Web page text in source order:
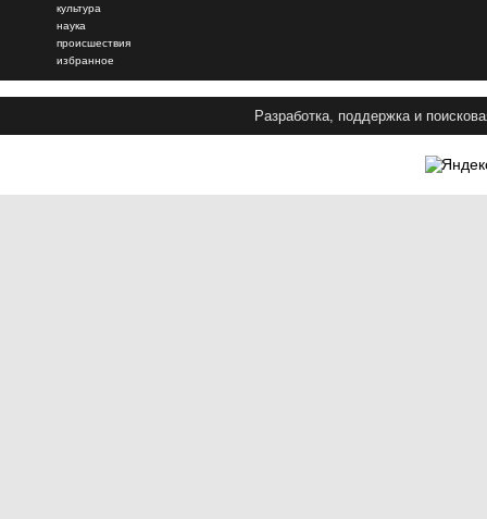
культура
наука
происшествия
избранное
Разработка, поддержка и